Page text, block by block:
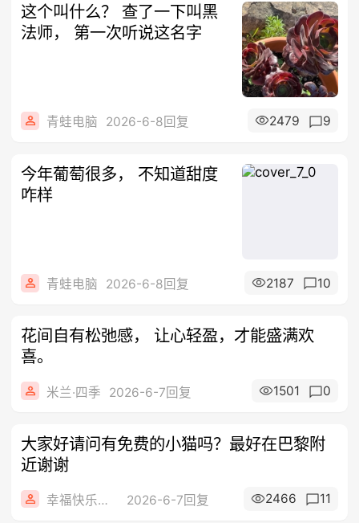
这个叫什么？ 查了一下叫黑
法师， 第一次听说这名字
青蛙电脑 2026-6-8回复 2479 9
今年葡萄很多， 不知道甜度
咋样
青蛙电脑 2026-6-8回复 2187 10
花间自有松弛感， 让心轻盈，才能盛满欢
喜。
米兰·四季 2026-6-7回复 1501 0
大家好请问有免费的小猫吗？最好在巴黎附
近谢谢
幸福快乐的宝妈 2026-6-7回复 2466 11